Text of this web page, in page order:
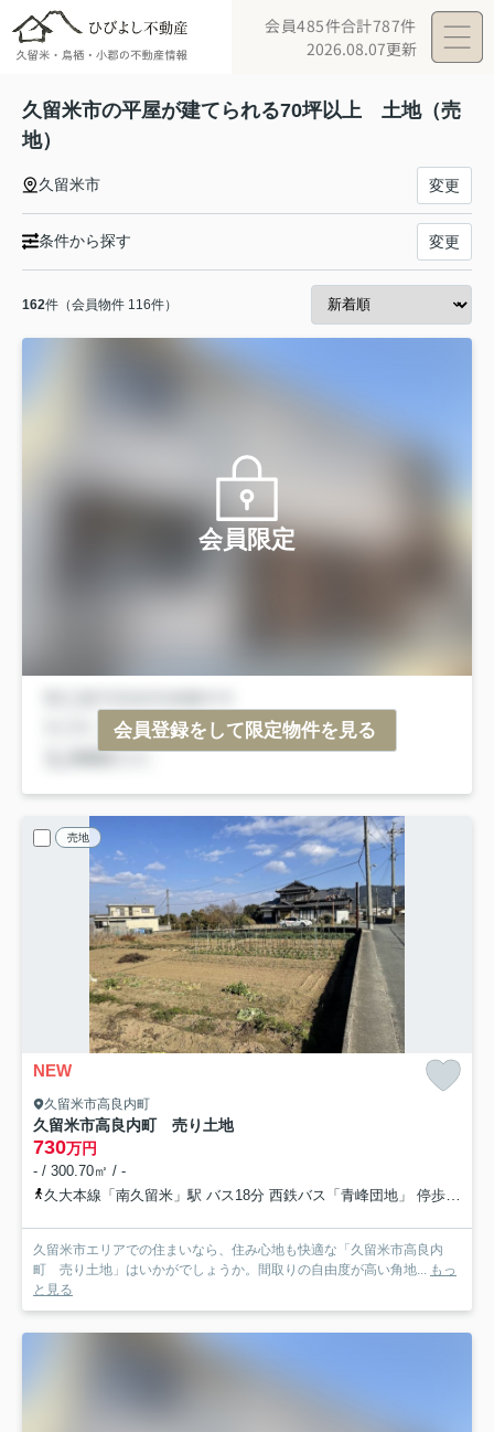
会員485件合計787件
2026.08.07更新
久留米市の平屋が建てられる70坪以上 土地（売
地）
久留米市 変更
条件から探す 変更
162件（会員物件 116件）
会員限定
会員登録をして限定物件を見る
売地
NEW
久留米市高良内町
久留米市高良内町 売り土地
730万円
- / 300.70㎡ / -
久大本線「南久留米」駅 バス18分 西鉄バス「青峰団地」 停歩3分
久留米市エリアでの住まいなら、住み心地も快適な「久留米市高良内
町 売り土地」はいかがでしょうか。間取りの自由度が高い角地... もっ
と見る